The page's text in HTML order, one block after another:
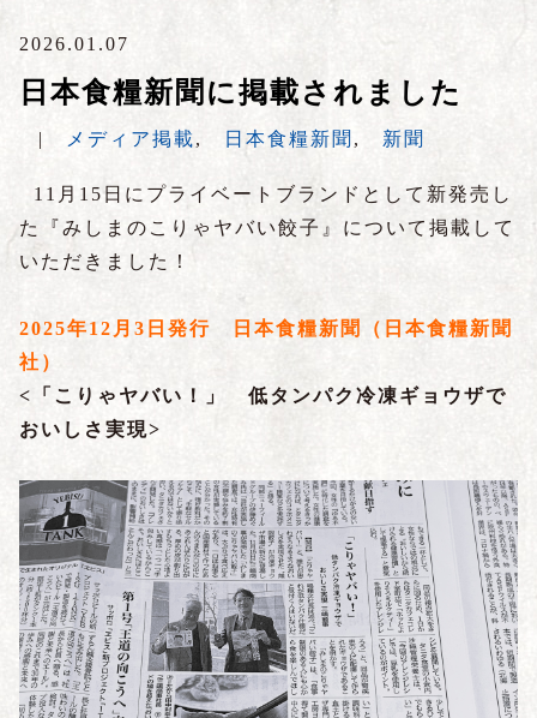
2026.01.07
日本食糧新聞に掲載されました
| メディア掲載, 日本食糧新聞 , 新聞
11月15日にプライベートブランドとして新発売し
た『みしまのこりゃヤバい餃子』について掲載して
いただきました！
2025年12月3日発行 日本食糧新聞（日本食糧新聞
社）
<「こりゃヤバい！
」 低タンパク冷凍ギョウザで
おいしさ実現>